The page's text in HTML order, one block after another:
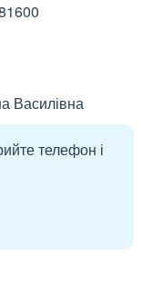
Василівна
телефон і